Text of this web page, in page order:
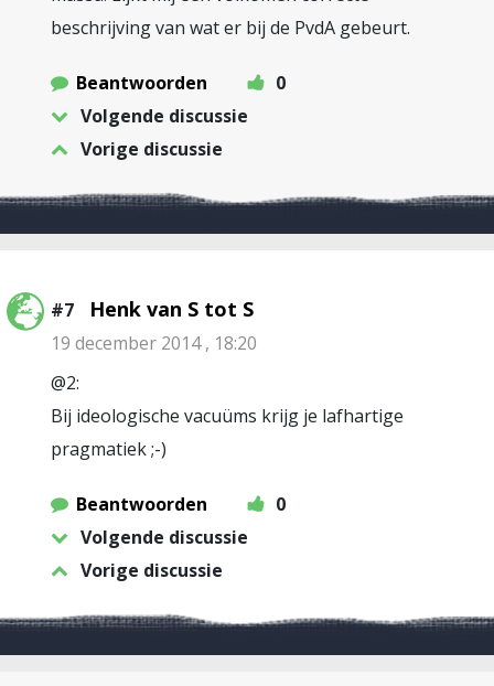
beschrijving van wat er bij de PvdA gebeurt.
Beantwoorden
0
Volgende discussie
Vorige discussie
#7 Henk van S tot S
19 december 2014 , 18:20
@2:
Bij ideologische vacuüms krijg je lafhartige
pragmatiek ;-)
Beantwoorden
0
Volgende discussie
Vorige discussie